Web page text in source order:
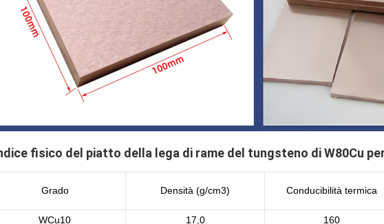
fisico del piatto della lega di rame del tungsteno di W80Cu
Grado Densità (g/cm3) Conducibilità termica
WCu10 17,0 160